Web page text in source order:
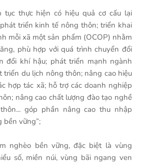
tục thực hiện có hiệu quả cơ cấu lại
triển kinh tế nông thôn; triển khai
mỗi xã một sản phẩm (OCOP) nhằm
phù hợp với quá trình chuyển đổi
đổi khí hậu; phát triển mạnh ngành
triển du lịch nông thôn; nâng cao hiệu
hợp tác xã; hỗ trợ các doanh nghiệp
nâng cao chất lượng đào tạo nghề
góp phần nâng cao thu nhập
bền vững”;
nghèo bền vững, đặc biệt là vùng
số, miền núi, vùng bãi ngang ven